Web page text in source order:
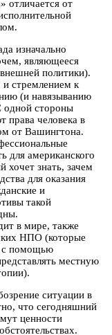
отличается от
изначально
являющееся
политики).
стремлением к
(и навязыванию
одной стороны
права человека в
от Вашингтона.
для американского
хочет знать, зачем
для оказания
и
такой
в мире, также
НПО (которые
с помощью
местную
ситуации в
что сегодняшний
ценности